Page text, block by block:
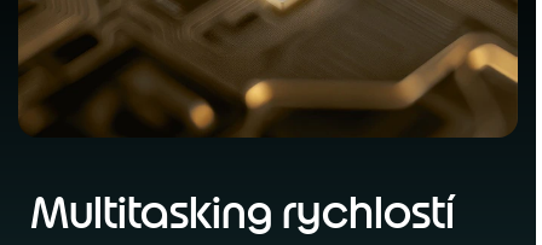
Multitasking rychlostí